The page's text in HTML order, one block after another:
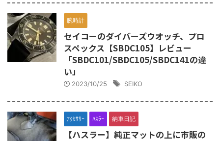
腕時計
セイコーのダイバーズウオッチ、プロ
スペックス【SBDC105】レビュー
「SBDC101/SBDC105/SBDC141の違
い」
2023/10/25 SEIKO
ｱｸｾｻﾘｰ ﾊｽﾗｰ 納車日記
【ハスラー】純正マットの上に市販の